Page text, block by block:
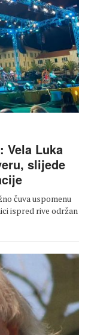
Vela Luka
slijede
čuva uspomenu
ispred rive održan